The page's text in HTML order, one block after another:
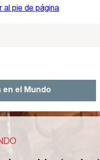
al pie de página
en el Mundo